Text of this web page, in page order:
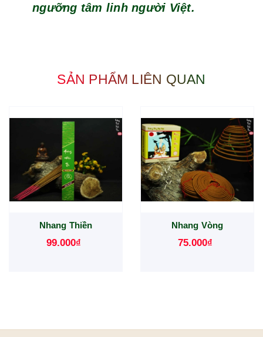
ngưỡng tâm linh người Việt.
SẢN PHẨM LIÊN QUAN
Nhang Thiền
99.000₫
Nhang Vòng
75.000₫